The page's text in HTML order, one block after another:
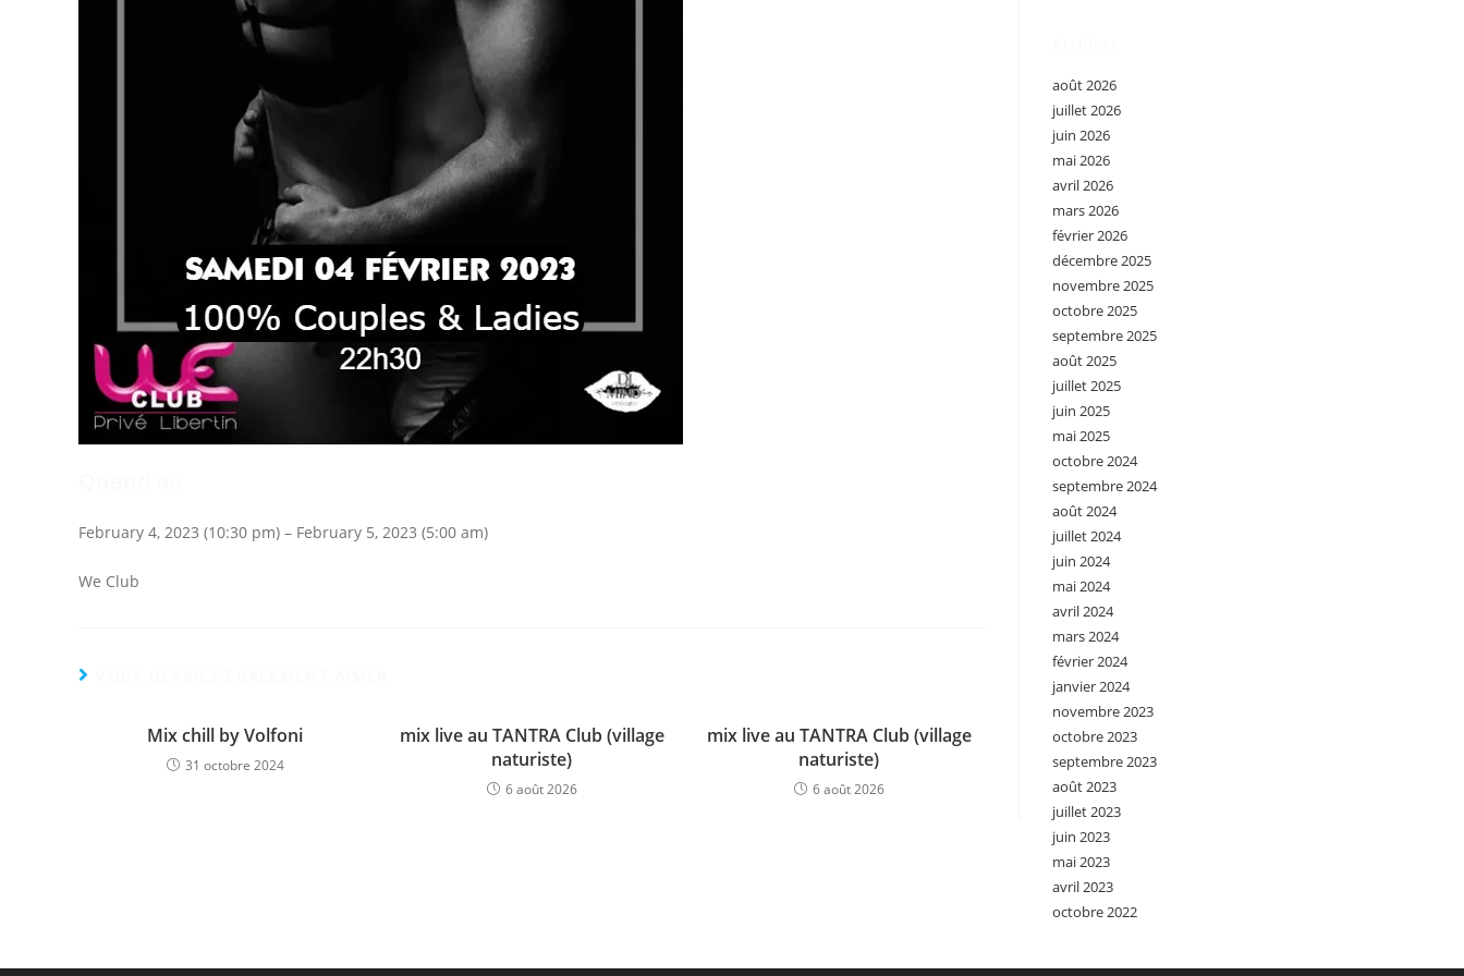
February 4, 2023 (10:30 pm) – February 5, 2023 (5:00 am)
We Club
Mix chill by Volfoni
31 octobre 2024
mix live au TANTRA Club (village
naturiste)
6 août 2026
mix live au TANTRA Club (village
naturiste)
6 août 2026
août 2026
juillet 2026
juin 2026
mai 2026
avril 2026
mars 2026
février 2026
décembre 2025
novembre 2025
octobre 2025
septembre 2025
août 2025
juillet 2025
juin 2025
mai 2025
octobre 2024
septembre 2024
août 2024
juillet 2024
juin 2024
mai 2024
avril 2024
mars 2024
février 2024
janvier 2024
novembre 2023
octobre 2023
septembre 2023
août 2023
juillet 2023
juin 2023
mai 2023
avril 2023
octobre 2022